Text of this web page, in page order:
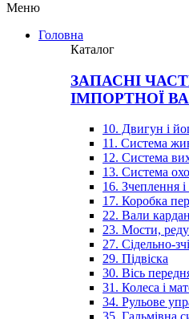
Меню
Головна
Каталог
ЗАПАСНІ
ІМПОРТНОЇ
10. Двигун і
11. Система
12. Система
13. Система
16. Зчеплення
17. Коробка
22. Вали
23. Мости,
27. Сідельно-
29. Підвіска
30. Вісь
31. Колеса і
34. Рульове